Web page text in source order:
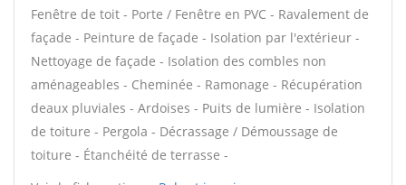
Fenêtre de toit - Porte / Fenêtre en PVC - Ravalement de
façade - Peinture de façade - Isolation par l'extérieur -
Nettoyage de façade - Isolation des combles non
aménageables - Cheminée - Ramonage - Récupération
deaux pluviales - Ardoises - Puits de lumière - Isolation
de toiture - Pergola - Décrassage / Démoussage de
toiture - Étanchéité de terrasse -